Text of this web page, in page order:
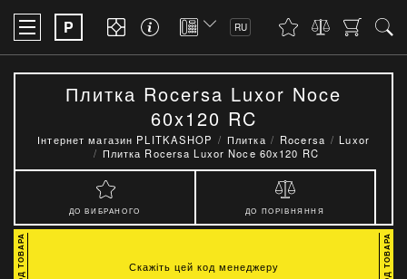
P RU
Плитка Rocersa Luxor Noce
60x120 RC
Інтернет магазин PLITKASHOP Плитка Rocersa
Luxor
Плитка Rocersa Luxor Noce 60x120 RC
ДО ВИБРАНОГО ДО ПОРІВНЯННЯ
Скажіть цей код менеджеру